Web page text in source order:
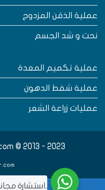
الذقن المزدوج
و شد الجسم
تكميم المعدة
شفط الدهون
زراعة الشعر
© 2013 - 2023
..استشارة مجانية